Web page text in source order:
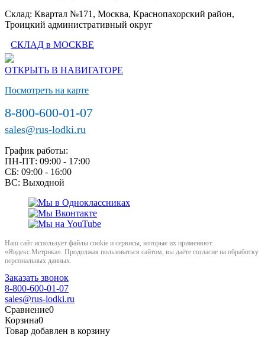
Склад: Квартал №171, Москва, Краснопахорский район,
Троицкий административный округ
СКЛАД в МОСКВЕ
ОТКРЫТЬ В НАВИГАТОРЕ
Посмотреть на карте
8-800-600-01-07
sales@rus-lodki.ru
График работы:
ПН-ПТ: 09:00 - 17:00
СБ: 09:00 - 16:00
ВС: Выходной
Наш сайт использует файлы cookie и сервисы, которые их применяют:
«Яндекс.Метрика». Продолжая пользоваться сайтом, вы даёте согласие на обработку
персональных данных.
Заказать звонок
8-800-600-01-07
sales@rus-lodki.ru
Сравнение0
Корзина0
Товар добавлен в корзину